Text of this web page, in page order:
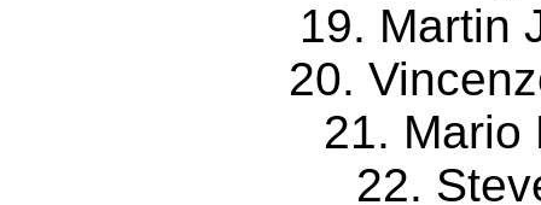
19. Martin
20.
21. Mario
22.